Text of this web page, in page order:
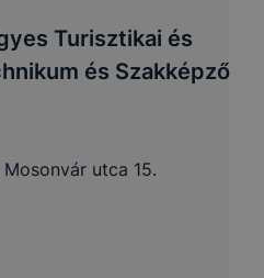
Turisztikai és
és Szakképző
utca 15.